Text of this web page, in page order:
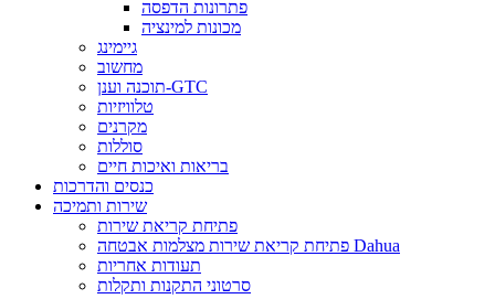
פתרונות הדפסה
מכונות למינציה
גיימינג
מחשוב
תוכנה וענן-GTC
טלוויזיות
מקרנים
סוללות
בריאות ואיכות חיים
כנסים והדרכות
שירות ותמיכה
פתיחת קריאת שירות
פתיחת קריאת שירות מצלמות אבטחה Dahua
תעודות אחריות
סרטוני התקנות ותקלות